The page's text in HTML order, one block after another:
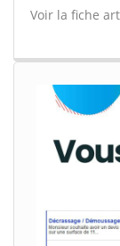
Voir la fiche